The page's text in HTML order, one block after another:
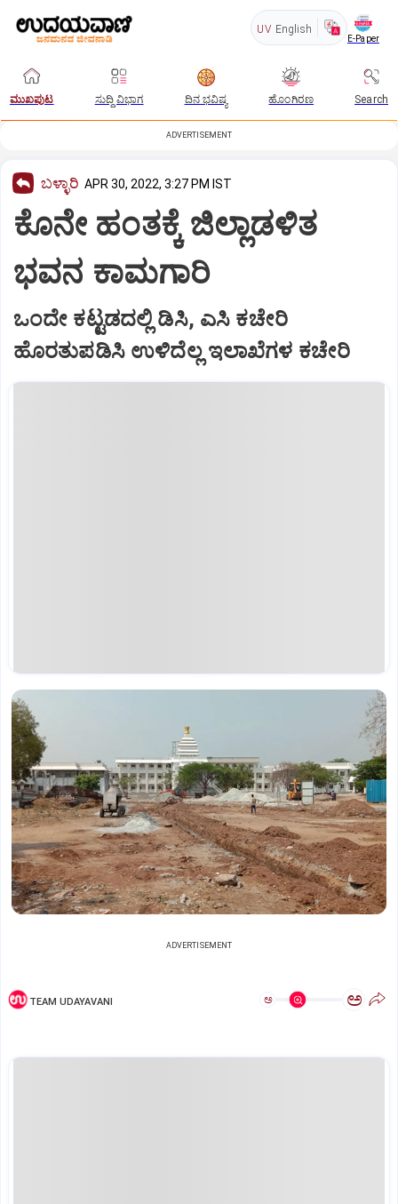
UV English
E-Paper
ಮುಖಪುಟ ಸುದ್ದಿ ವಿಭಾಗ ದಿನ ಭವಿಷ್ಯ ಹೊಂಗಿರಣ Search
ADVERTISEMENT
ಬಳ್ಳಾರಿ APR 30, 2022, 3:27 PM IST
ಕೊನೇ ಹಂತಕ್ಕೆ ಜಿಲ್ಲಾಡಳಿತ
ಭವನ ಕಾಮಗಾರಿ
ಒಂದೇ ಕಟ್ಟಡದಲ್ಲಿ ಡಿಸಿ, ಎಸಿ ಕಚೇರಿ
ಹೊರತುಪಡಿಸಿ ಉಳಿದೆಲ್ಲ ಇಲಾಖೆಗಳ ಕಚೇರಿ
ADVERTISEMENT
TEAM UDAYAVANI ಅ ಅ